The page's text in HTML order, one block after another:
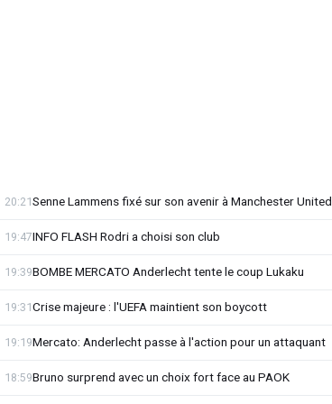
Senne Lammens fixé sur son avenir à Manchester United
20:21
INFO FLASH Rodri a choisi son club
19:47
BOMBE MERCATO Anderlecht tente le coup Lukaku
19:39
Crise majeure : l'UEFA maintient son boycott
19:31
Mercato: Anderlecht passe à l'action pour un attaquant
19:19
Bruno surprend avec un choix fort face au PAOK
18:59